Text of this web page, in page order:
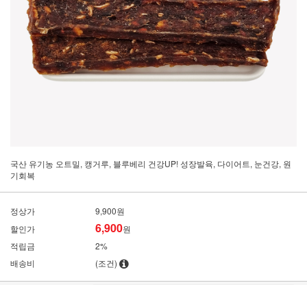
국산 유기농 오트밀, 캥거루, 블루베리 건강UP! 성장발육, 다이어트, 눈건강, 원
기회복
정상가
9,900원
할인가
6,900원
적립금
2%
배송비
(조건)